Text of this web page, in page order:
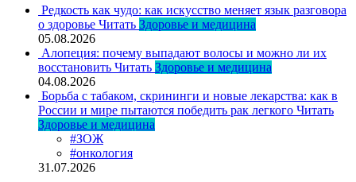
Редкость как чудо: как искусство меняет язык разговора
о здоровье Читать Здоровье и медицина
05.08.2026
Алопеция: почему выпадают волосы и можно ли их
восстановить Читать Здоровье и медицина
04.08.2026
Борьба с табаком, скрининги и новые лекарства: как в
России и мире пытаются победить рак легкого Читать
Здоровье и медицина
#ЗОЖ
#онкология
31.07.2026